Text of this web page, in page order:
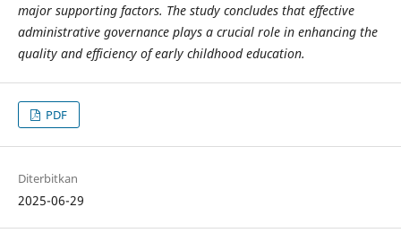
major supporting factors. The study concludes that effective
administrative governance plays a crucial role in enhancing the
quality and efficiency of early childhood education.
PDF
Diterbitkan
2025-06-29